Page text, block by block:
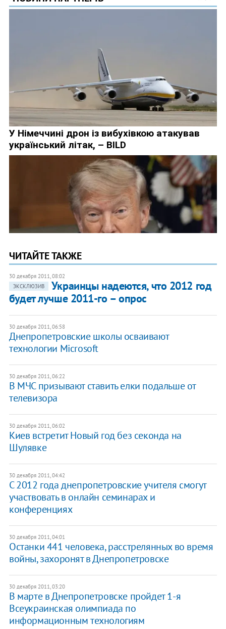
ЧИТАЙТЕ ТАКЖЕ
30 декабря 2011, 08:02
ЭКСКЛЮЗИВ
Украинцы надеются, что 2012 год
будет лучше 2011-го – опрос
30 декабря 2011, 06:58
Днепропетровские школы осваивают
технологии Microsoft
30 декабря 2011, 06:22
​В МЧС призывают ставить елки подальше от
телевизора
30 декабря 2011, 06:02
​Киев встретит Новый год без секонда на
Шулявке
30 декабря 2011, 04:42
С 2012 года днепропетровские учителя смогут
участвовать в онлайн семинарах и
конференциях
30 декабря 2011, 04:01
Останки 441 человека, расстрелянных во время
войны, захоронят в Днепропетровске
30 декабря 2011, 03:20
В марте в Днепропетровске пройдет 1-я
Всеукраинская олимпиада по
информационным технологиям